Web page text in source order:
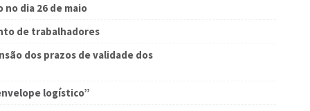
dia 26 de maio
de trabalhadores
dos prazos de validade dos
logístico”